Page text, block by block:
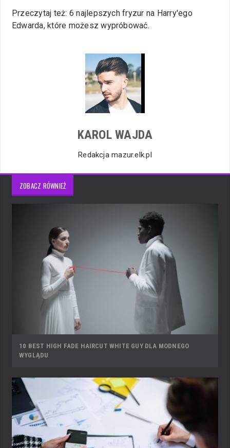
Przeczytaj też: 6 najlepszych fryzur na Harry'ego
Edwarda, które możesz wypróbować.
KAROL WAJDA
Redakcja mazur.elk.pl
ZOBACZ RÓWNIEŻ
10 BEST HIGH FADE HAIRCUT WHITE GUY DLA MODNEGO
WYGLĄDU